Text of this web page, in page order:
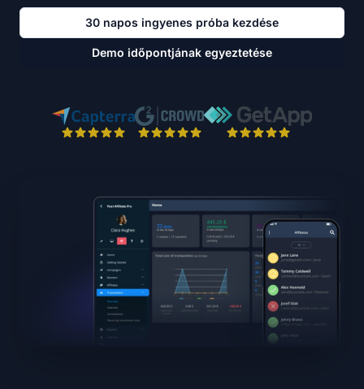
30 napos ingyenes próba kezdése
Demo időpontjának egyeztetése